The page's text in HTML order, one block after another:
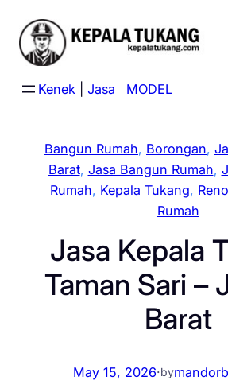
content
Kenek Jasa MODEL
Bangun Rumah, Borongan,
Barat, Jasa Bangun Rumah,
Rumah, Kepala Tukang,
Rumah
Jasa Kepala
Taman Sari –
Barat
May 15, 2026·by